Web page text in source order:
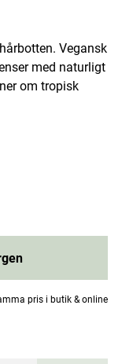
Vegansk
med naturligt
om tropisk
pris i butik & online